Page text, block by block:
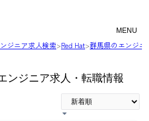
MENU
ジニア求人検索>Red Hat>群馬県のエンジニ
ンジニア求人・転職情報